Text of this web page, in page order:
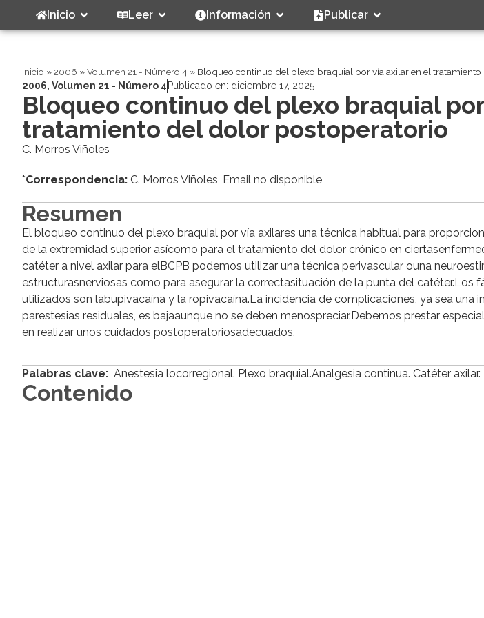
Inicio Leer Información Publicar
Inicio »2006 »Volumen 21 - Número 4 » Bloqueo continuo del plexo braquial por vía axilar en el
2006, Volumen 21 - Número 4 Publicado en: diciembre 17, 2025
Bloqueo continuo del plexo braquial
tratamiento del dolor postoperatorio
C. Morros Viñoles
*Correspondencia: C. Morros Viñoles, Email no disponible
Resumen
El bloqueo continuo del plexo braquial por vía axilares una técnica habitual para
de la extremidad superior asícomo para el tratamiento del dolor crónico en
catéter a nivel axilar para elBCPB podemos utilizar una técnica perivascular ouna
estructurasnerviosas como para asegurar la correctasituación de la punta del catéter.Los
utilizados son labupivacaína y la ropivacaína.La incidencia de complicaciones, ya sea una
parestesias residuales, es bajaaunque no se deben menospreciar.Debemos prestar
en realizar unos cuidados postoperatoriosadecuados.
Palabras clave: Anestesia locorregional. Plexo braquial.Analgesia continua. Catéter axilar.
Contenido